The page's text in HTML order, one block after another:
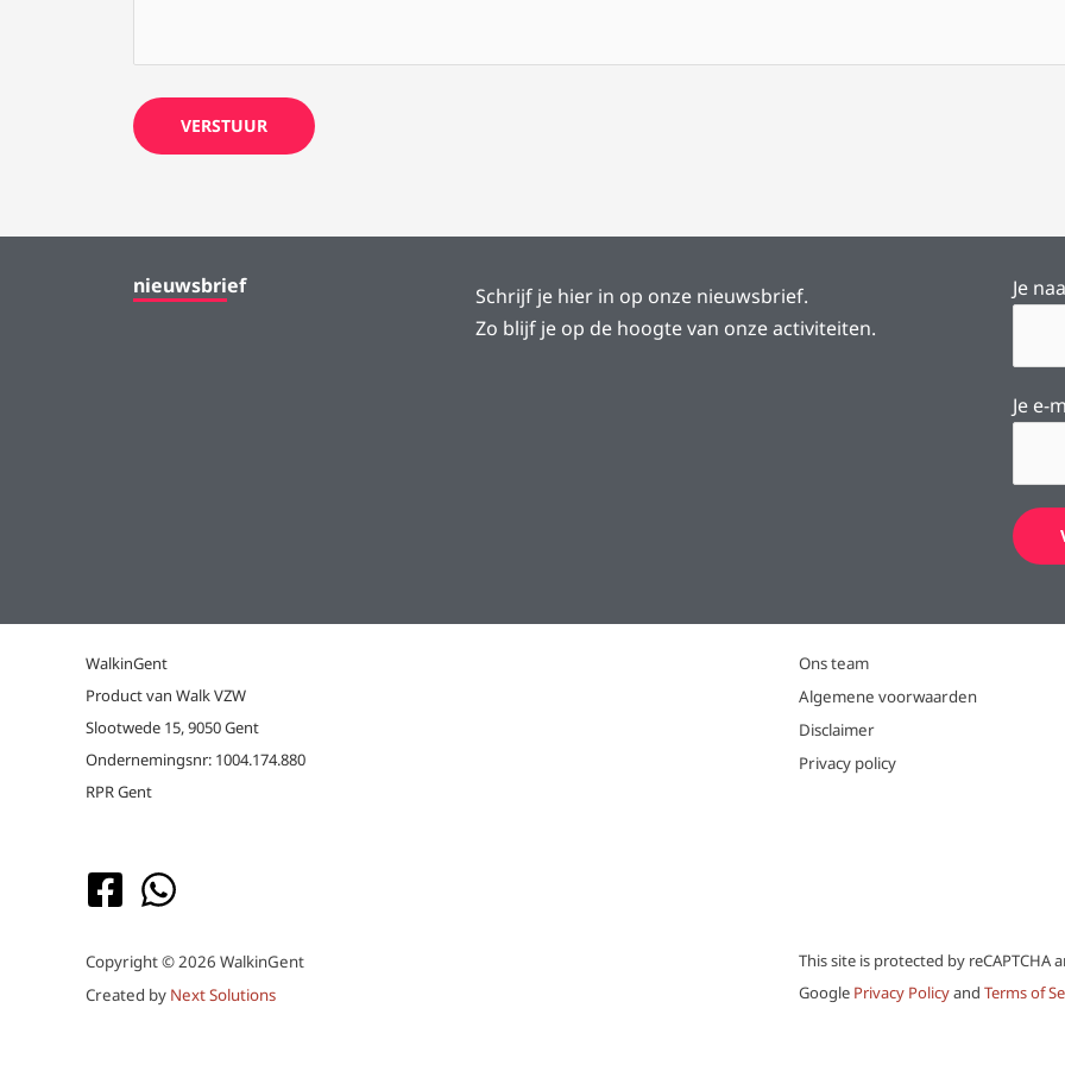
nieuwsbrief
Schrijf je hier in op onze nieuwsbrief.
Zo blijf je op de hoogte van onze activiteiten.
Je
Je e-
WalkinGent
Product van Walk VZW
Slootwede 15, 9050 Gent
Ondernemingsnr: 1004.174.880
RPR Gent
Ons team
Algemene voorwaarden
Disclaimer
Privacy policy
Copyright © 2026 WalkinGent
Created by Next Solutions
This site is protected by reCAPTCHA
Google Privacy Policyand Terms of